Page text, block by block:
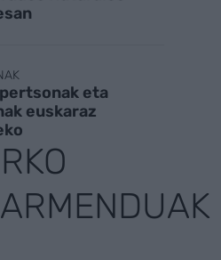
eta
euskaraz